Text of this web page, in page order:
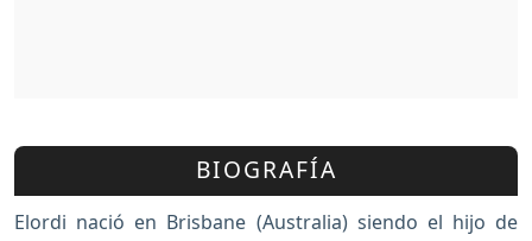
BIOGRAFÍA
Elordi nació en Brisbane (Australia) siendo el hijo de